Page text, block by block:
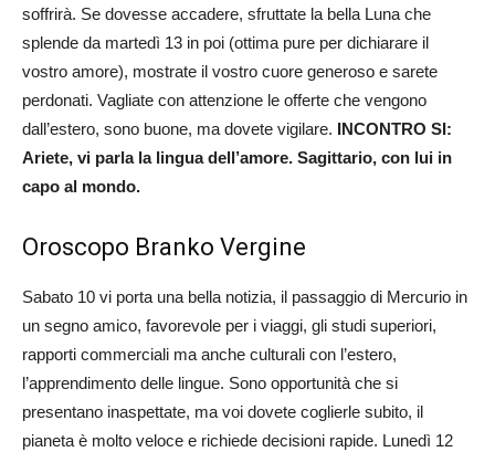
soffrirà. Se dovesse accadere, sfruttate la bella Luna che
splende da martedì 13 in poi (ottima pure per dichiarare il
vostro amore), mostrate il vostro cuore generoso e sarete
perdonati. Vagliate con attenzione le offerte che vengono
dall’estero, sono buone, ma dovete vigilare. INCONTRO SI:
Ariete, vi parla la lingua dell’amore. Sagittario, con lui in
capo al mondo.
Oroscopo Branko Vergine
Sabato 10 vi porta una bella notizia, il passaggio di Mercurio in
un segno amico, favorevole per i viaggi, gli studi superiori,
rapporti commerciali ma anche culturali con l’estero,
l’apprendimento delle lingue. Sono opportunità che si
presentano inaspettate, ma voi dovete coglierle subito, il
pianeta è molto veloce e richiede decisioni rapide. Lunedì 12